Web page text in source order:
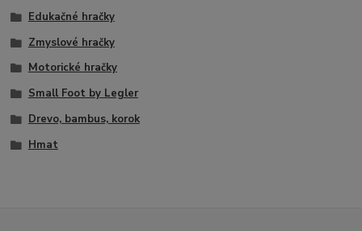
Edukačné hračky
Zmyslové hračky
Motorické hračky
Small Foot by Legler
Drevo, bambus, korok
Hmat